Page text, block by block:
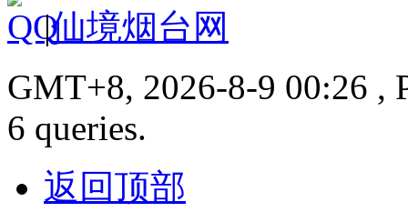
|仙境烟台网
GMT+8, 2026-8-9 00:26 ,
6 queries.
返回顶部